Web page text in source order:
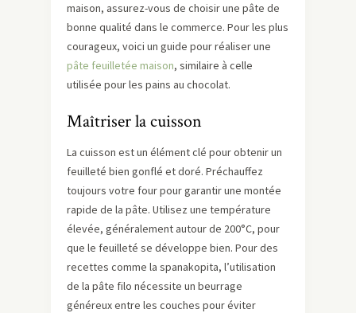
maison, assurez-vous de choisir une pâte de
bonne qualité dans le commerce. Pour les plus
courageux, voici un guide pour réaliser une
pâte feuilletée maison, similaire à celle
utilisée pour les pains au chocolat.
Maîtriser la cuisson
La cuisson est un élément clé pour obtenir un
feuilleté bien gonflé et doré. Préchauffez
toujours votre four pour garantir une montée
rapide de la pâte. Utilisez une température
élevée, généralement autour de 200°C, pour
que le feuilleté se développe bien. Pour des
recettes comme la spanakopita, l’utilisation
de la pâte filo nécessite un beurrage
généreux entre les couches pour éviter